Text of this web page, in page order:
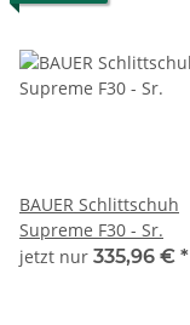
BAUER Schlittschuh
Supreme F30 - Sr.
jetzt nur 335,96 € *